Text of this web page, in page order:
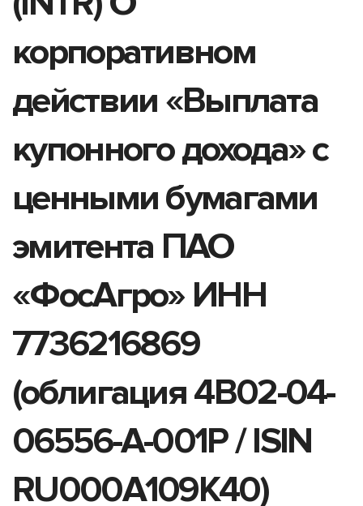
корпоративном
действии «Выплата
купонного дохода» с
ценными бумагами
эмитента ПАО
«ФосАгро» ИНН
7736216869
(облигация 4B02-04-
06556-A-001P / ISIN
RU000A109K40)